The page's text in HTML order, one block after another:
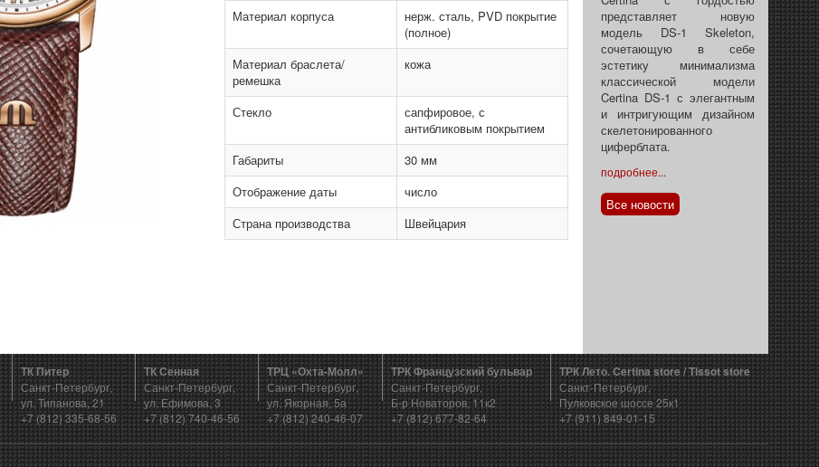
Материал корпуса
нерж. сталь, PVD покрытие
(полное)
Материал браслета/
ремешка
кожа
Стекло
сапфировое, с
антибликовым покрытием
Габариты
30 мм
Отображение даты
число
Страна производства
Швейцария
представляет новую
модель DS-1 Skeleton,
сочетающую в себе
эстетику минимализма
классической модели
Certina DS-1 с элегантным
и интригующим дизайном
скелетонированного
циферблата.
подробнее...
Все новости
ТК Питер
Санкт-Петербург,
ул. Типанова, 21
+7 (812) 335-68-56
ТК Сенная
Санкт-Петербург,
ул. Ефимова, 3
+7 (812) 740-46-56
ТРЦ «Охта-Молл»
Санкт-Петербург,
ул. Якорная, 5а
+7 (812) 240-46-07
ТРК Французский бульвар
Санкт-Петербург,
Б-р Новаторов, 11к2
+7 (812) 677-82-64
ТРК Лето. Certina store / Tissot store
Санкт-Петербург,
Пулковское шоссе 25к1
+7 (911) 849-01-15